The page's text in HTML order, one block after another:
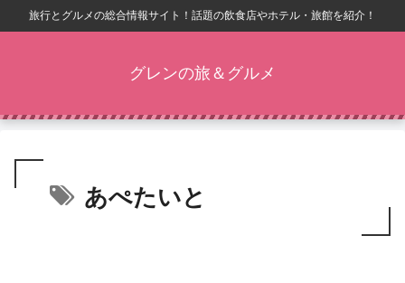
旅行とグルメの総合情報サイト！話題の飲食店やホテル・旅館を紹介！
グレンの旅＆グルメ
あぺたいと